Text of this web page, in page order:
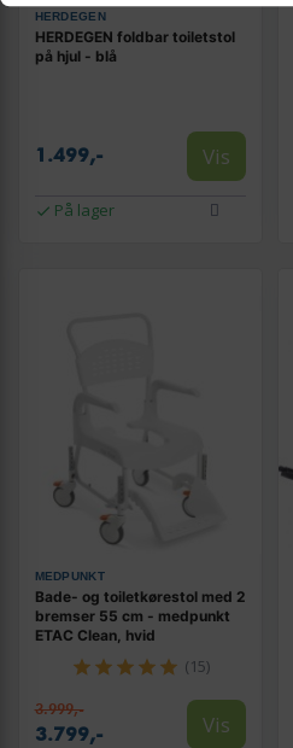
HERDEGEN
HERDEGEN foldbar toiletstol
på hjul - blå
1.499,- Vis
På lager
MEDPUNKT
Bade- og toiletkørestol med 2
bremser 55 cm - medpunkt
ETAC Clean, hvid
(15)
3.999,-
3.799,- Vis